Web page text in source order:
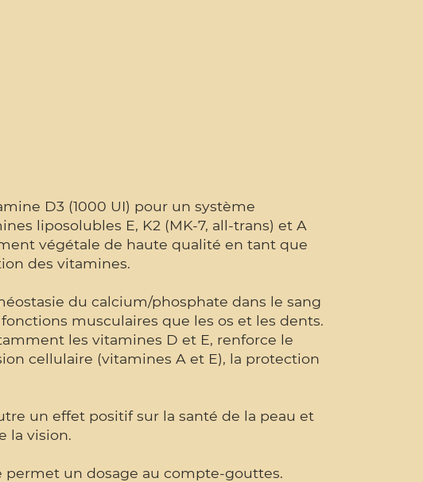
D3 (1000 UI) pour un système
liposolubles E, K2 (MK-7, all-trans) et A
végétale de haute qualité en tant que
des vitamines.
du calcium/phosphate dans le sang
musculaires que les os et les dents.
les vitamines D et E, renforce le
cellulaire (vitamines A et E), la protection
un effet positif sur la santé de la peau et
la vision.
un dosage au compte-gouttes.